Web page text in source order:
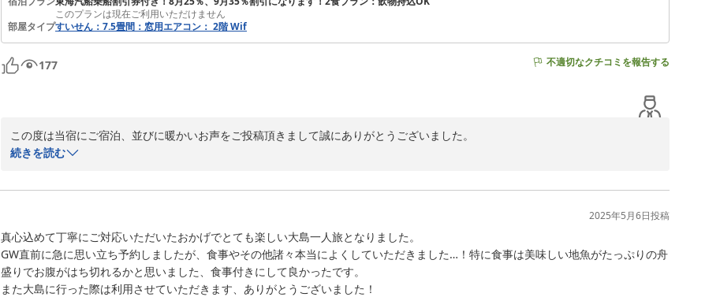
料金は老朽化と不便な立地の為お安くしています。
ゆっくりご宿泊できたとの事、安心いたしました。
ありがとうございました。
このプランは現在ご利用いただけません
部屋タイプすいせん：7.5畳間：窓用エアコン： 2階 Wif
177 不適切なクチコミを報告する
この度は当宿にご宿泊、並びに暖かいお声をご投稿頂きまして誠にありがとうございました。
が、、、
夕食には出来るだけ地元のお魚のお刺身、を提供するようにしております。
観光も出来るだけ効率よく、ご希望のスポットがあればルート等ご案内しますのでお気軽にお声をかけて頂ければ幸いです。
続きを読む
2025年5月6日投稿
真心込めて丁寧にご対応いただいたおかげでとても楽しい大島一人旅となりました。
GW直前に急に思い立ち予約しましたが、食事やその他諸々本当によくしていただきました…！特に食事は美味しい地魚がたっぷりの舟
盛りでお腹がはち切れるかと思いました、食事付きにして良かったです。
また大島に行った際は利用させていただきます、ありがとうございました！